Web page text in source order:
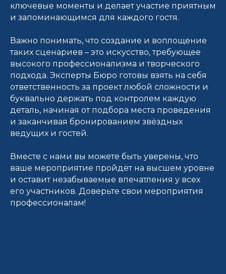
ключевые моменты и делает участие приятным
и запоминающимся для каждого гостя.
Важно понимать, что создание и воплощение
таких сценариев – это искусство, требующее
высокого профессионализма и творческого
подхода. Эксперты Бюро готовы взять на себя
ответственность за проект любой сложности и
буквально держать под контролем каждую
деталь, начиная от подбора места проведения
и заканчивая бронированием звёздных
ведущих и гостей.
Вместе с нами вы можете быть уверены, что
ваше мероприятие пройдёт на высшем уровне
и оставит незабываемые впечатления у всех
его участников. Доверьте свои мероприятия
профессионалам!